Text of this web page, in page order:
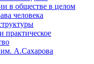
в обществе в целом
человека
практическое
А.Сахарова